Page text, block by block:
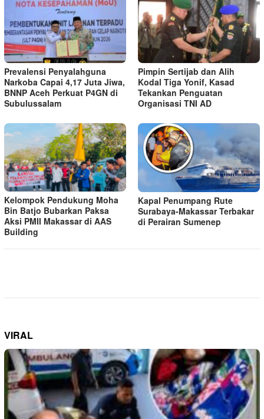
Prevalensi Penyalahguna
Narkoba Capai 4,17 Juta Jiwa,
BNNP Aceh Perkuat P4GN di
Subulussalam
Pimpin Sertijab dan Alih
Kodal Tiga Yonif, Kasad
Tekankan Penguatan
Organisasi TNI AD
Kelompok Pendukung Moha
Bin Batjo Bubarkan Paksa
Aksi PMII Makassar di AAS
Building
Kapal Penumpang Rute
Surabaya-Makassar Terbakar
di Perairan Sumenep
VIRAL